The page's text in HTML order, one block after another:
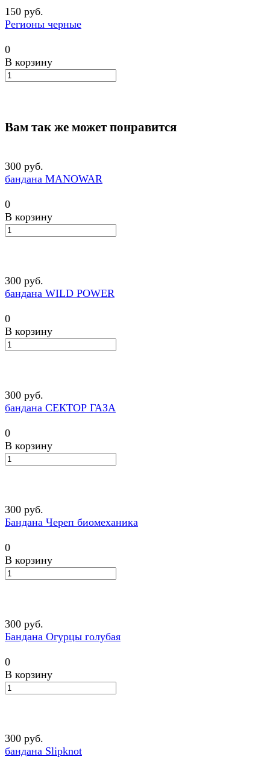
150 руб.
Регионы черные
0
В корзину
Вам так же может понравится
300 руб.
бандана MANOWAR
0
В корзину
300 руб.
бандана WILD POWER
0
В корзину
300 руб.
бандана СЕКТОР ГАЗА
0
В корзину
300 руб.
Бандана Череп биомеханика
0
В корзину
300 руб.
Бандана Огурцы голубая
0
В корзину
300 руб.
бандана Slipknot